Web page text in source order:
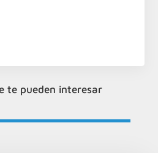
te pueden interesar